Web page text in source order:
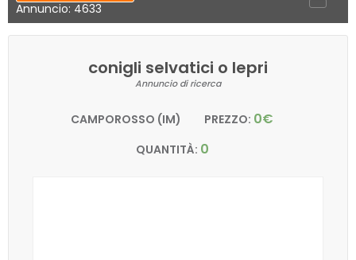
Annuncio: 4633
conigli selvatici o lepri
Annuncio di ricerca
CAMPOROSSO (IM) PREZZO: 0€
QUANTITÀ: 0